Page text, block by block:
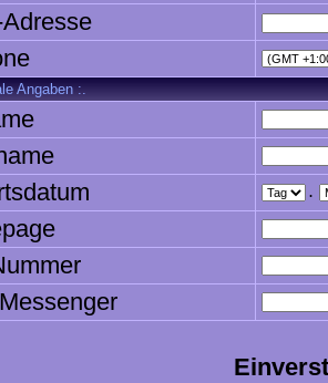
Angaben :.
.